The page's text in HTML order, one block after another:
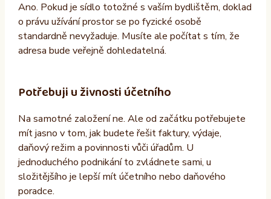
Ano. Pokud je sídlo totožné s vaším bydlištěm, doklad
o právu užívání prostor se po fyzické osobě
standardně nevyžaduje. Musíte ale počítat s tím, že
adresa bude veřejně dohledatelná.
Potřebuji u živnosti účetního
Na samotné založení ne. Ale od začátku potřebujete
mít jasno v tom, jak budete řešit faktury, výdaje,
daňový režim a povinnosti vůči úřadům. U
jednoduchého podnikání to zvládnete sami, u
složitějšího je lepší mít účetního nebo daňového
poradce.